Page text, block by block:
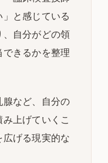
と感じている
自分がどの領
きるかを整理
など、自分の
上げていくこ
げる現実的な